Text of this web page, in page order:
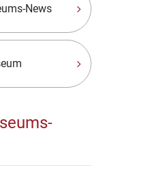
News